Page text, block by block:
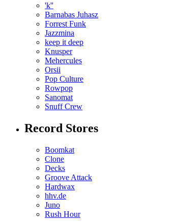
'k''
Barnabas Juhasz
Forrest Funk
Jazzmina
keep it deep
Knusper
Mehercules
Orsii
Pop Culture
Rowpop
Sanomat
Snuff Crew
Record Stores
Boomkat
Clone
Decks
Groove Attack
Hardwax
hhv.de
Juno
Rush Hour